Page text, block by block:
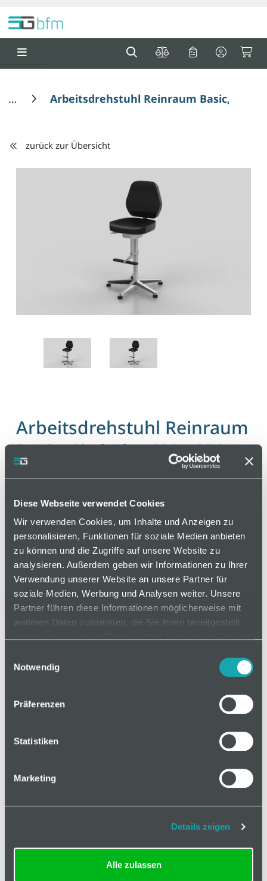
Diese Webseite verwendet Cookies
Wir verwenden Cookies, um Inhalte und Anzeigen zu
personalisieren, Funktionen für soziale Medien anbieten
zu können und die Zugriffe auf unsere Website zu
analysieren. Außerdem geben wir Informationen zu Ihrer
Verwendung unserer Website an unsere Partner für
soziale Medien, Werbung und Analysen weiter. Unsere
Partner führen diese Informationen möglicherweise mit
weiteren Daten zusammen, die Sie ihnen bereitgestellt
Notwendig
Präferenzen
Statistiken
Marketing
Details zeigen
Alle zulassen
Arbeitsdrehstuhl Reinraum Basic,
zurück zur Übersicht
Arbeitsdrehstuhl Reinraum
Basic, Sitzhöhe 620 - 870
mm
Artikelnummer 110000418 / Alte Materialnummer:
406527162
Reinraumstuhl der Reinraumklasse 1 (US Federal
Standard 209E) mit ergonomisch geformtem Sitz
und Rückenlehne, bezogen mit leitfähigem
Kunstleder. Die Kontakt-Rückenlehne passt sich
permanent der Sitzposition an und ist in jeder
Position arretierbar. Die Rückenlehne ist in der
Höhe verstellbar. Kippsicheres Fünffußgestell aus
poliertem Aluminiumdruckguss mit lastabhängig
gebremsten Doppelrollen oder Gleitern für harte
auf Anfrage
Mindestbestellmenge: 1
In den Warenkorb